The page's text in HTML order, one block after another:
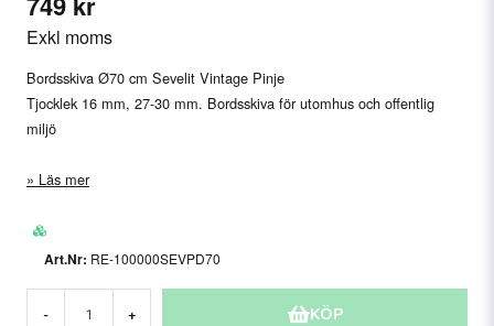
Exkl moms
Bordsskiva Ø70 cm Sevelit Vintage Pinje
Tjocklek 16 mm, 27-30 mm. Bordsskiva för utomhus och offentlig
miljö
Läs mer
RE-100000SEVPD70
- + KÖP